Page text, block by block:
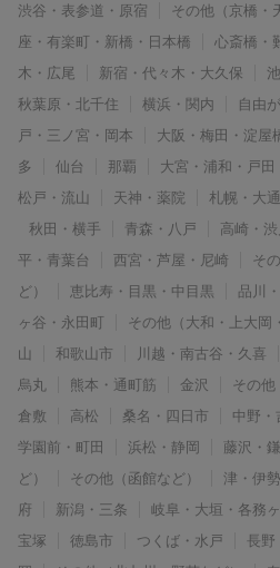
渋谷・表参道・原宿 その他（京橋・
座・有楽町・新橋・日本橋
心斎橋・
木・広尾
新宿・代々木・大久保
秋葉原・北千住
横浜・関内 自由
戸・三ノ宮・岡本
大阪・梅田・淀屋
多
仙台 那覇 大宮・浦和・戸田
松戸・流山
天神・薬院 札幌・大通
秋田・横手
青森・八戸 高崎・
平・青葉台
西宮・芦屋・尼崎
そ
ど）
恵比寿・目黒・中目黒 品川
ヶ谷・永田町
その他（大和・上大岡
山
和歌山市 川越・南古谷・久喜
烏丸
熊本・通町筋 金沢 その他
倉敷
高松 桑名・四日市 中野・
学園前・町田
浜松・静岡 藤沢・
ど）
その他（函館など） 津・伊勢
府
新潟・三条 岐阜・大垣・各務
宝塚
徳島市 つくば・水戸 長野